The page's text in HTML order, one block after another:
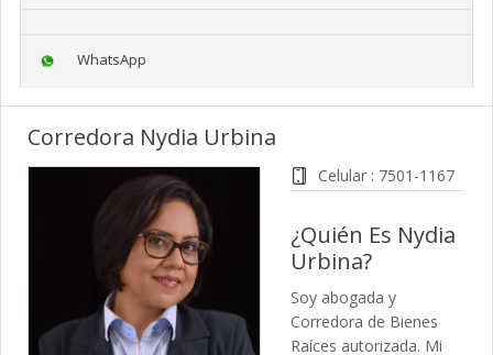
WhatsApp
Corredora Nydia Urbina
Celular : 7501-1167
¿Quién Es Nydia
Urbina?
Soy abogada y
Corredora de Bienes
Raíces autorizada. Mi